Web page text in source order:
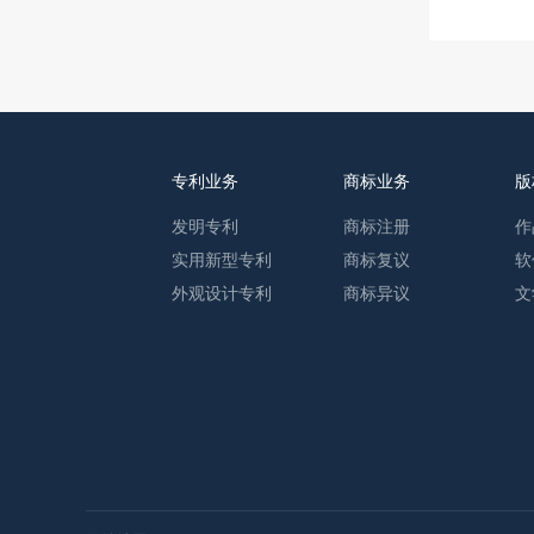
专利业务
发明专利
实用新型专利
外观设计专利
商标业务
商标注册
商标复议
商标异议